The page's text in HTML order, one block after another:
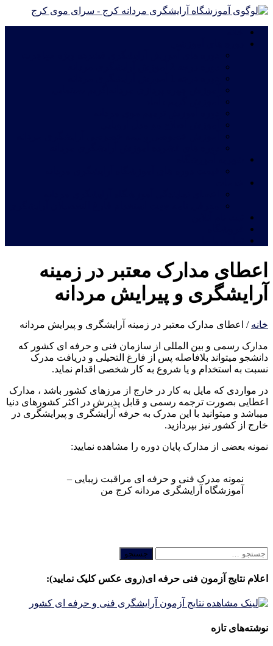
اعطای مدارک معتبر در زمینه
آرایشگری و پیرایش مردانه
خانه / اعطای مدارک معتبر در زمینه آرایشگری و پیرایش مردانه
مدارک رسمی و بین المللی از سازمان فنی و حرفه ای کشور که
دانشجو میتواند بلافاصله پس از فارغ التحیلی و دریافت مدرک
نسبت به استخدام و یا شروع به کار شخصی اقدام نماید.
در مواردی که مایل به کار در خارج از مرزهای کشور باشد ، مدارک
اعطایی بصورت ترجمه رسمی و قابل پذیرش در اکثر کشورهای دنیا
میباشد و میتوانید با این مدرک به حرفه آرایشگری و پیرایشگری در
خارج از کشور نیز بپردازید.
نمونه بعضی از مدارک پایان دوره را مشاهده نمایید:
نمونه مدرک فنی و حرفه ای مراقبت زیبایی –
آموزشگاه آرایشگری مردانه کرج من
جستجو
اعلام نتایج آزمون فنی حرفه ای(روی عکس کلیک نمایید):
نوشته‌های تازه